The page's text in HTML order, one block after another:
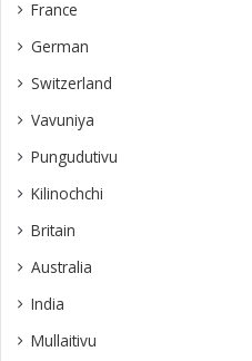
France
German
Switzerland
Vavuniya
Pungudutivu
Kilinochchi
Britain
Australia
India
Mullaitivu